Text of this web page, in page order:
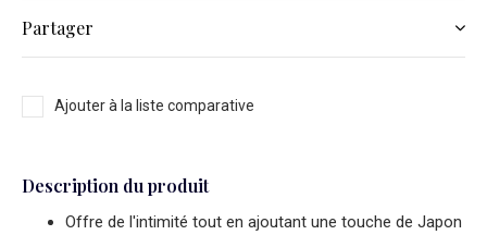
Partager
Ajouter à la liste comparative
Description du produit
Offre de l'intimité tout en ajoutant une touche de Japon